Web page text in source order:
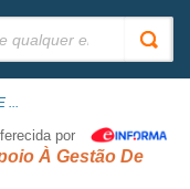
...
por
À Gestão De